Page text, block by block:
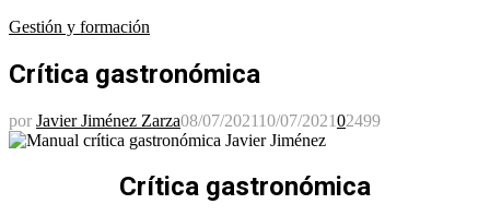
Gestión y formación
Crítica gastronómica
por Javier Jiménez Zarza08/07/202110/07/202102499
Crítica gastronómica